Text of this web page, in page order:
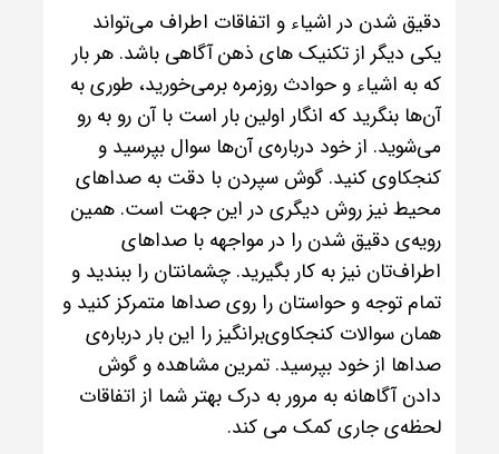
دقیق شدن در اشیاء و اتفاقات اطراف می‌تواند
یکی دیگر از تکنیک های ذهن آگاهی باشد. هر بار
که به اشیاء و حوادث روزمره برمی‌خورید، طوری به
آن‌ها بنگرید که انگار اولین بار است با آن رو به رو
می‌شوید. از خود درباره‌ی آن‌ها سوال بپرسید و
کنجکاوی کنید. گوش سپردن با دقت به صداهای
محیط نیز روش دیگری در این جهت است. همین
رویه‌ی دقیق شدن را در مواجهه با صداهای
اطراف‌تان نیز به کار بگیرید. چشمانتان را ببندید و
تمام توجه و حواستان را روی صداها متمرکز کنید و
همان سوالات کنجکاوی‌برانگیز را این بار درباره‌ی
صداها از خود بپرسید. تمرین مشاهده و گوش
دادن آگاهانه به مرور به درک بهتر شما از اتفاقات
لحظه‌ی جاری کمک می کند.